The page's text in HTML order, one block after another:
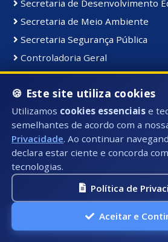
Secretaria de Desenvolvimento
Secretaria de Meio Ambiente
Secretaria Segurança Pública
Controladoria Geral
Coordenadoria de Comunicação
Secretaria de Serviços Públicos
Secretaria de Educação
Gabinete do Prefeito
Materiais e Bens:
Bens Consolidados
Bens Imóveis
Bens Intangiveis
🍪 Este site utiliza cookies
Utilizamos cookies essenciais e
semelhantes de acordo com a
Privacidade. Ao continuar
declara estar ciente e concorda
tecnologias.
Política de
Aceitar e